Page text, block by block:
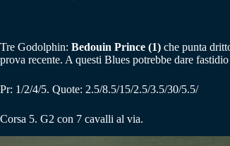
Tre Godolphin: Bedouin Prince (1) che punta
prova recente. A questi Blues potrebbe dare
Pr: 1/2/4/5. Quote: 2.5/8.5/15/2.5/3.5/30/5.5/
Corsa 5. G2 con 7 cavalli al via.